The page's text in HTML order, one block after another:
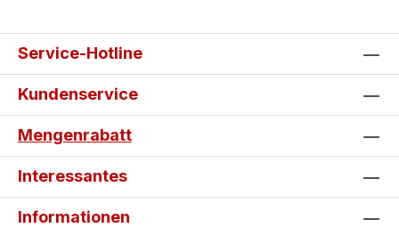
Service-Hotline
Kundenservice
Mengenrabatt
Interessantes
Informationen